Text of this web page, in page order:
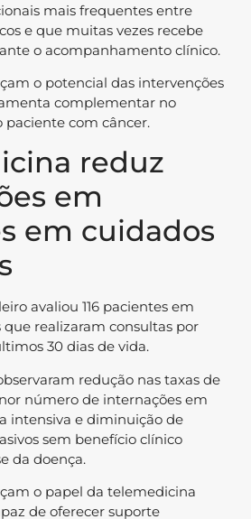
mais frequentes entre
e que muitas vezes recebe
o acompanhamento clínico.
o potencial das intervenções
complementar no
paciente com câncer.
reduz
em
em cuidados
avaliou 116 pacientes em
realizaram consultas por
30 dias de vida.
redução nas taxas de
número de internações em
intensiva e diminuição de
sem benefício clínico
da doença.
o papel da telemedicina
de oferecer suporte